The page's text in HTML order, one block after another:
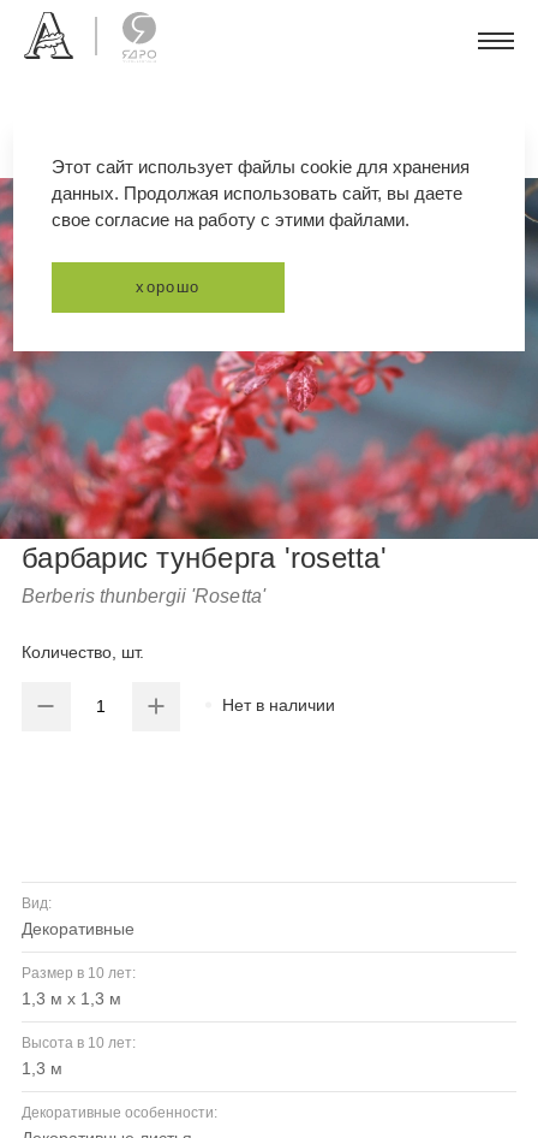
барбарис тунберга 'rosetta'
Berberis thunbergii 'Rosetta'
Количество, шт.
Нет в наличии
Вид:
декоративные
Размер в 10 лет:
1,3 м x 1,3 м
Высота в 10 лет:
1,3 м
Декоративные особенности:
Этот сайт использует файлы cookie для хранения
данных. Продолжая использовать сайт, вы даете
свое согласие на работу с этими файлами.
хорошо